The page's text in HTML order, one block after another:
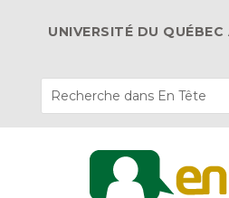
UNIVERSITÉ DU QUÉBEC